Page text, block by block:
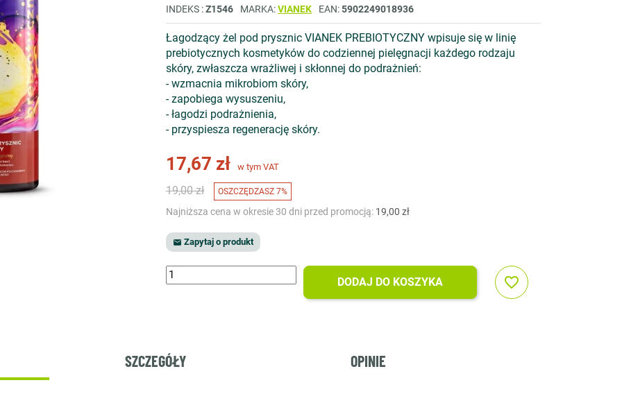
INDEKS Z1546 MARKA VIANEK EAN 5902249018936
Łagodzący żel pod prysznic VIANEK PREBIOTYCZNY wpisuje się w linię
prebiotycznych kosmetyków do codziennej pielęgnacji każdego rodzaju
skóry, zwłaszcza wrażliwej i skłonnej do podrażnień:
- wzmacnia mikrobiom skóry,
- zapobiega wysuszeniu,
- łagodzi podrażnienia,
- przyspiesza regenerację skóry.
17,67 zł w tym VAT
19,00 zł OSZCZĘDZASZ 7%
Najniższa cena w okresie 30 dni przed promocją: 19,00 zł
 Zapytaj o produkt
DODAJ DO KOSZYKA favorite_border
SZCZEGÓŁY OPINIE